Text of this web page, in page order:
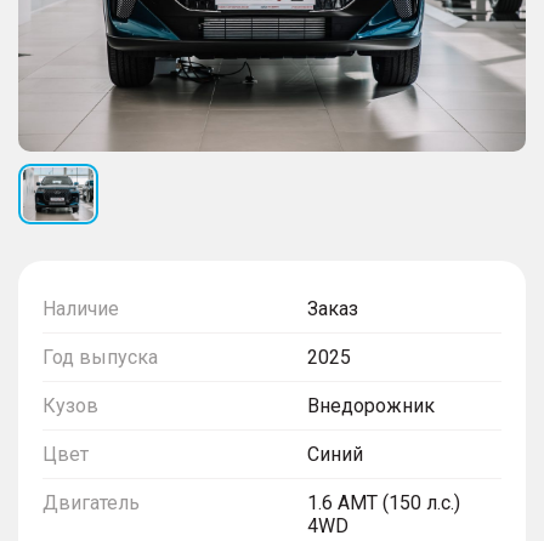
Наличие Заказ
Год выпуска 2025
Кузов Внедорожник
Цвет Синий
Двигатель
1.6 AMT (150 л.с.)
4WD